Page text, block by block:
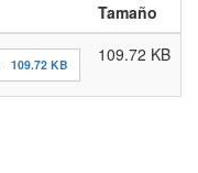
Tamaño
109.72 KB 109.72 KB